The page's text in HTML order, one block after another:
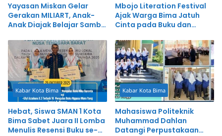
Yayasan Miskan Gelar
Gerakan MILIART, Anak-
Anak Diajak Belajar Sambil
Mbojo Literation Festival
Ajak Warga Bima Jatuh
Cinta pada Buku dan
Kabar Kota Bima
Hebat, Siswa SMAN 1 Kota
Bima Sabet Juara II Lomba
Menulis Resensi Buku se-
Kabar Kota Bima
Mahasiswa Politeknik
Muhammad Dahlan
Datangi Perpustakaan